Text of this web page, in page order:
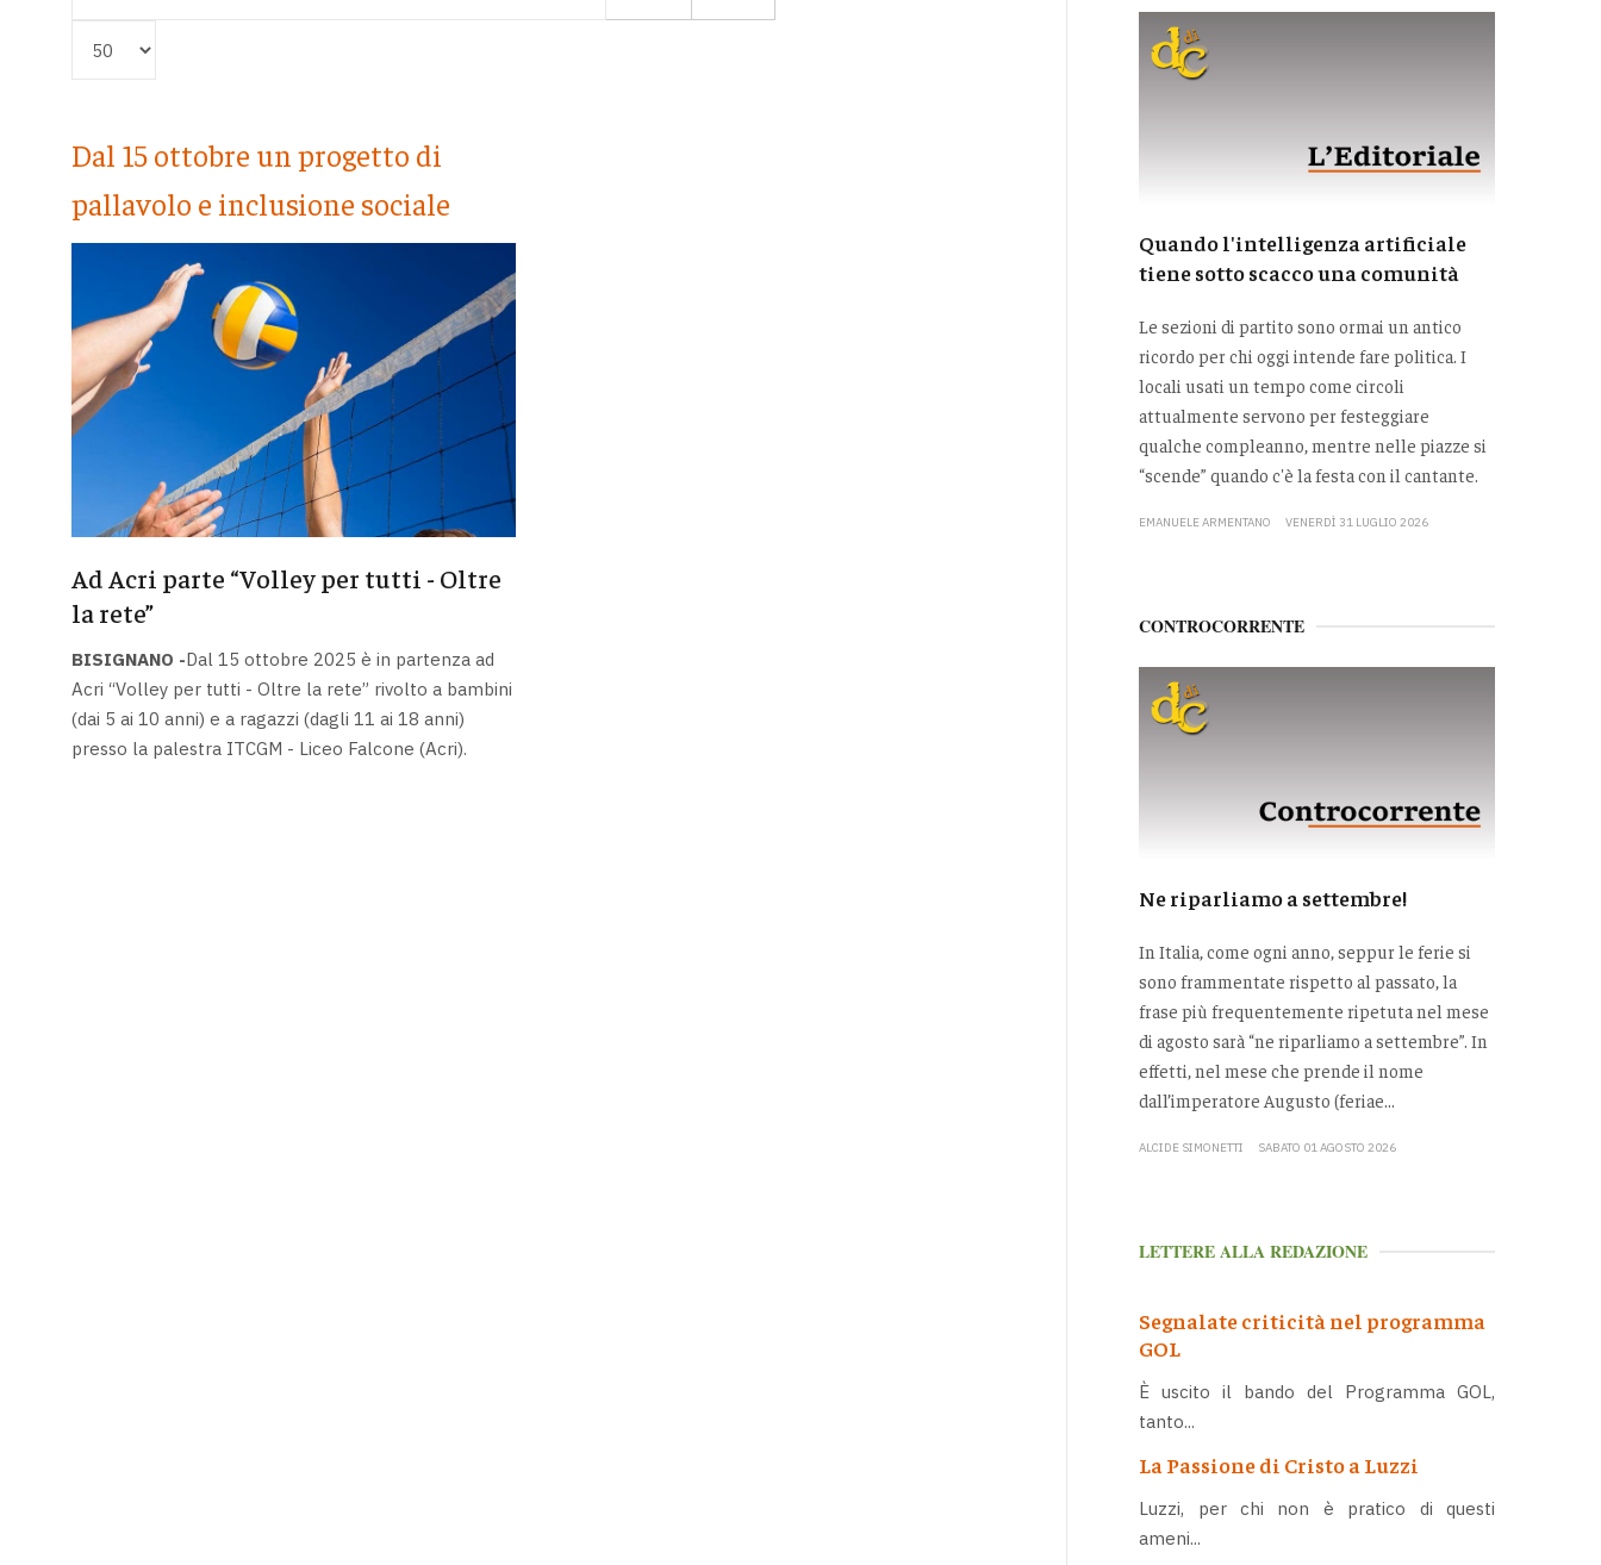
Dal 15 ottobre un progetto di
pallavolo e inclusione sociale
Ad Acri parte “Volley per tutti - Oltre
la rete”
BISIGNANO -Dal 15 ottobre 2025 è in partenza ad
Acri “Volley per tutti - Oltre la rete” rivolto a bambini
(dai 5 ai 10 anni) e a ragazzi (dagli 11 ai 18 anni)
presso la palestra ITCGM - Liceo Falcone (Acri).
Quando l'intelligenza artificiale
tiene sotto scacco una comunità
Le sezioni di partito sono ormai un antico
ricordo per chi oggi intende fare politica. I
locali usati un tempo come circoli
attualmente servono per festeggiare
qualche compleanno, mentre nelle piazze si
“scende” quando c'è la festa con il cantante.
EMANUELE ARMENTANO VENERDÌ 31 LUGLIO 2026
CONTROCORRENTE
Ne riparliamo a settembre!
In Italia, come ogni anno, seppur le ferie si
sono frammentate rispetto al passato, la
frase più frequentemente ripetuta nel mese
di agosto sarà “ne riparliamo a settembre”. In
effetti, nel mese che prende il nome
dall’imperatore Augusto (feriae...
ALCIDE SIMONETTI SABATO 01 AGOSTO 2026
LETTERE ALLA REDAZIONE
Segnalate criticità nel programma
GOL
È uscito il bando del Programma GOL,
tanto...
La Passione di Cristo a Luzzi
Luzzi, per chi non è pratico di questi
ameni...